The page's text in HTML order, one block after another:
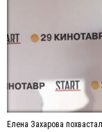
Елена Захарова